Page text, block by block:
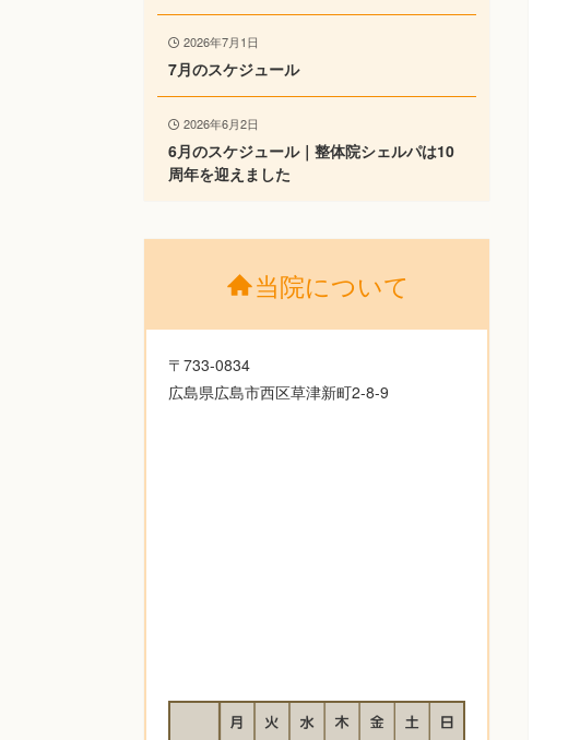
2026年7月1日
7月のスケジュール
2026年6月2日
6月のスケジュール｜整体院シェルパは10
周年を迎えました
当院について
〒733-0834
広島県広島市西区草津新町2-8-9